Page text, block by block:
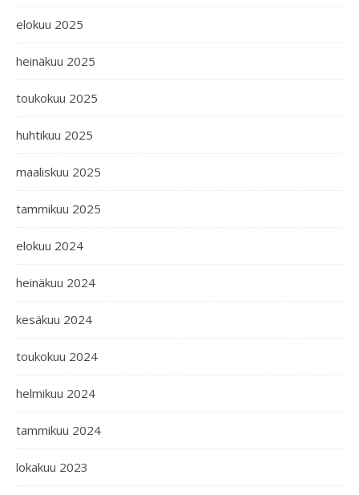
elokuu 2025
heinäkuu 2025
toukokuu 2025
huhtikuu 2025
maaliskuu 2025
tammikuu 2025
elokuu 2024
heinäkuu 2024
kesäkuu 2024
toukokuu 2024
helmikuu 2024
tammikuu 2024
lokakuu 2023